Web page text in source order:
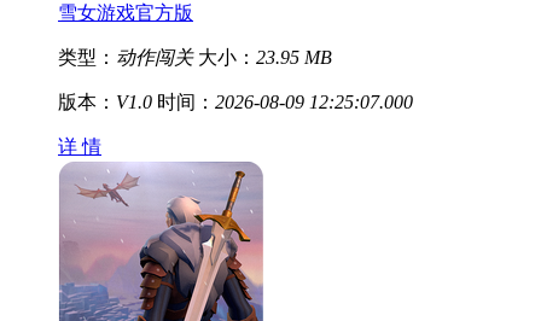
雪女游戏官方版
类型： 动作闯关 大小： 23.95 MB
版本： V1.0 时间： 2026-08-09 12:25:07.000
详 情